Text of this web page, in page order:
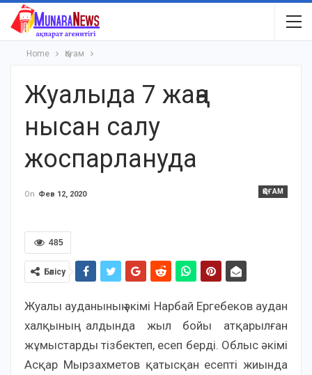
Home Қоғам
Жуалыда 7 жаңа
нысан салу
жоспарлануда
ҚОҒАМ
On Фев 12, 2020
485
Бөлісу
Жуалы ауданының әкімі Нарбай Ергебеков аудан
халқының алдында жыл бойы атқарылған
жұмыстарды тізбектеп, есеп берді. Облыс әкімі
Асқар Мырзахметов қатысқан есепті жиында